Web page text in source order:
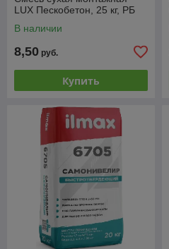
LUX Пескобетон, 25 кг, РБ
В наличии
8,50 руб.
Купить